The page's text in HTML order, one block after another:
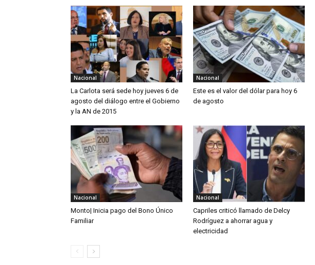
Nacional
La Carlota será sede hoy jueves 6 de
agosto del diálogo entre el Gobierno
y la AN de 2015
Nacional
Este es el valor del dólar para hoy 6
de agosto
Nacional
Monto| Inicia pago del Bono Único
Familiar
Nacional
Capriles criticó llamado de Delcy
Rodríguez a ahorrar agua y
electricidad